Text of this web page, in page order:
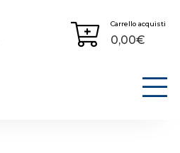
Carrello acquisti
0,00€